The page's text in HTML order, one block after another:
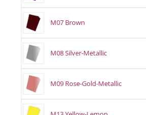
M07 Brown
M08 Silver-Metallic
M09 Rose-Gold-Metallic